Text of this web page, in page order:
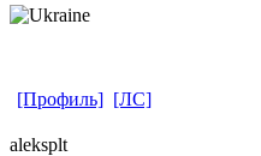
[Профиль] [ЛС]
aleksplt